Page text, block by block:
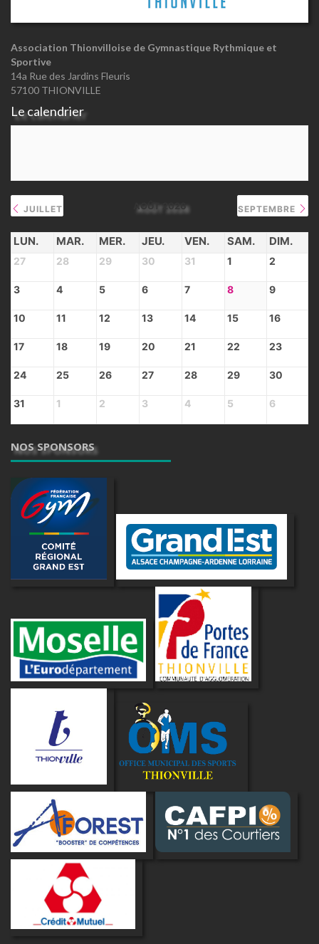
Association Thionvilloise de Gymnastique Rythmique et
Sportive
14a Rue des Jardins Fleuris
57100 THIONVILLE
Le calendrier
JUILLET AOÛT 2026 SEPTEMBRE
LUN. MAR. MER. JEU. VEN. SAM. DIM.
27 28 29 30 31 1 2
3 4 5 6 7 8 9
10 11 12 13 14 15 16
17 18 19 20 21 22 23
24 25 26 27 28 29 30
31 1 2 3 4 5 6
NOS SPONSORS